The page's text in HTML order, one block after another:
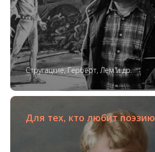
Стругацкие, Герберт, Лем и др.
Для тех, кто любит поэзию